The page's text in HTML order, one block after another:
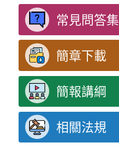
常見問答集
簡章下載
簡報講綱
相關法規